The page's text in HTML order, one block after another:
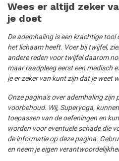
Wees er altijd zeker
je doet
De ademhaling is een krachtige tool
het lichaam heeft. Voer bij twijfel,
andere reden voor twijfel daarom
maar raadpleeg eerst een medisch
je er zeker van kunt zijn dat je weet
Onze pagina's over ademhaling
voorbehoud. Wij, Superyoga,
toepassen van de oefeningen en
worden voor eventuele schade die
de informatie op deze pagina.
en neem je eigen